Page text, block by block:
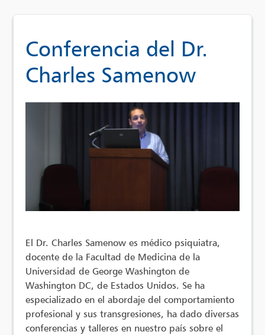
Conferencia del Dr.
Charles Samenow
El Dr. Charles Samenow es médico psiquiatra,
docente de la Facultad de Medicina de la
Universidad de George Washington de
Washington DC, de Estados Unidos. Se ha
especializado en el abordaje del comportamiento
profesional y sus transgresiones, ha dado diversas
conferencias y talleres en nuestro país sobre el